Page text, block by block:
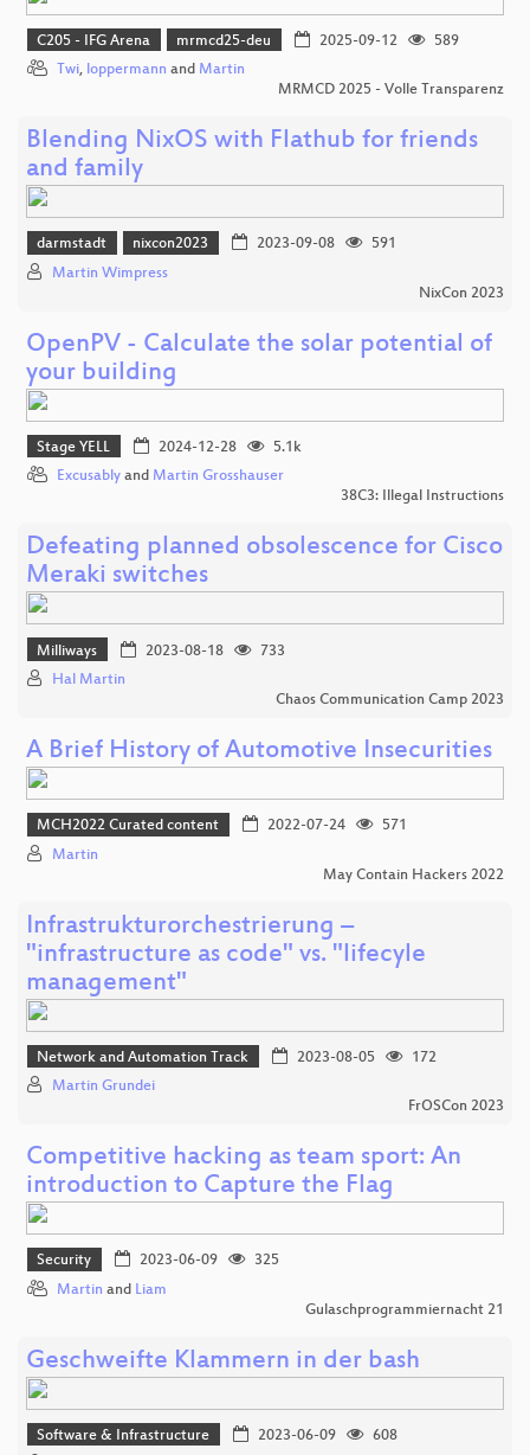
C205 - IFG Arena mrmcd25-deu 2025-09-12
589
Twi, loppermann and Martin
MRMCD 2025 - Volle Transparenz
Blending NixOS with Flathub for friends
and family
darmstadt nixcon2023 2023-09-08
591
Martin Wimpress
NixCon 2023
OpenPV - Calculate the solar potential of
your building
Stage YELL 2024-12-28
5.1k
Excusably and Martin Grosshauser
38C3: Illegal Instructions
Defeating planned obsolescence for Cisco
Meraki switches
Milliways 2023-08-18
733
Hal Martin
Chaos Communication Camp 2023
A Brief History of Automotive Insecurities
MCH2022 Curated content 2022-07-24
571
Martin
May Contain Hackers 2022
Infrastrukturorchestrierung –
"infrastructure as code" vs. "lifecyle
management"
Network and Automation Track 2023-08-05
172
Martin Grundei
FrOSCon 2023
Competitive hacking as team sport: An
introduction to Capture the Flag
Security 2023-06-09
325
Martin and Liam
Gulaschprogrammiernacht 21
Geschweifte Klammern in der bash
Software & Infrastructure 2023-06-09 608